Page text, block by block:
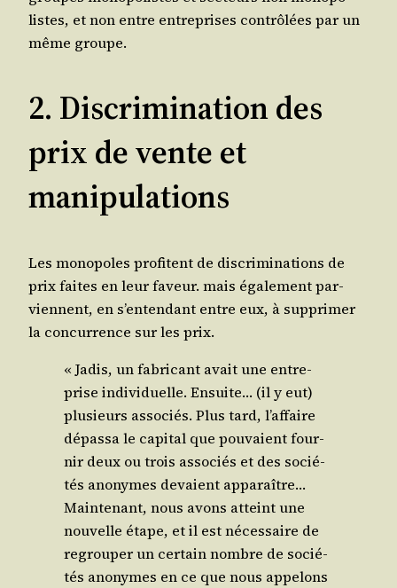
listes, et non entre entre­prises contrô­lées par un
même groupe.
2. Discrimination des
prix de vente et
manipulations
Les mono­poles pro­fitent de dis­cri­mi­na­tions de
prix faites en leur faveur. mais éga­le­ment par­
viennent, en s’entendant entre eux, à sup­pri­mer
la concur­rence sur les prix.
« Jadis, un fabri­cant avait une entre­
prise indi­vi­duelle. Ensuite… (il y eut)
plu­sieurs asso­ciés. Plus tard, l’affaire
dépas­sa le capi­tal que pou­vaient four­
nir deux ou trois asso­ciés et des socié­
tés ano­nymes devaient appa­raître…
Main­te­nant, nous avons atteint une
nou­velle étape, et il est néces­saire de
regrou­per un cer­tain nombre de socié­
tés ano­nymes en ce que nous appe­lons